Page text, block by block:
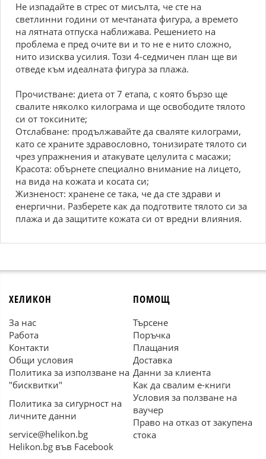
Не изпадайте в стрес от мисълта, че сте на
светлинни години от мечтаната фигура, а времето
на лятната отпуска наближава. Решението на
проблема е пред очите ви и то не е нито сложно,
нито изисква усилия. Този 4-седмичен план ще ви
отведе към идеалната фигура за плажа.
Прочистване: диета от 7 етапа, с която бързо ще
свалите няколко килограма и ще освободите тялото
си от токсините;
Отслабване: продължавайте да сваляте килограми,
като се храните здравословно, тонизирате тялото си
чрез упражнения и атакувате целулита с масажи;
Красота: обърнете специално внимание на лицето,
на вида на кожата и косата си;
Жизненост: хранене се така, че да сте здрави и
енергични. Разберете как да подготвите тялото си за
плажа и да защитите кожата си от вредни влияния.
ХЕЛИКОН
За нас
Работа
Контакти
Общи условия
Политика за използване на
"бисквитки"
Политика за сигурност на
личните данни
service@helikon.bg
Helikon.bg във Facebook
ПОМОЩ
Търсене
Поръчка
Плащания
Доставка
Данни за клиента
Как да свалим е-книги
Условия за ползване на
ваучер
Право на отказ от закупена
стока